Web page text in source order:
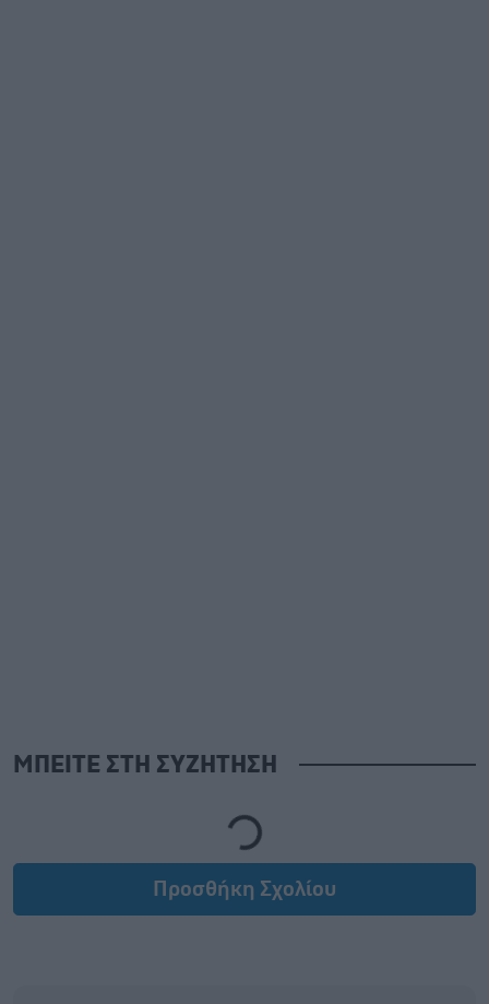
ΜΠΕΙΤΕ ΣΤΗ ΣΥΖΗΤΗΣΗ
Loading...
Προσθήκη Σχολίου